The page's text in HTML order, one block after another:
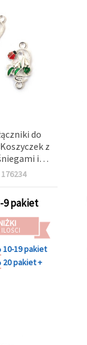
do
z
i
w kolorze
– 2 szt., do
176234
9 pakiet
ILOŚCI
10-19 pakiet
20 pakiet +